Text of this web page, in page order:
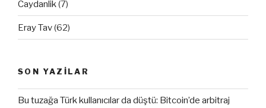
Caydanlik(7)
Eray Tav(62)
SON YAZILAR
Bu tuzağa Türk kullanıcılar da düştü: Bitcoin’de arbitraj